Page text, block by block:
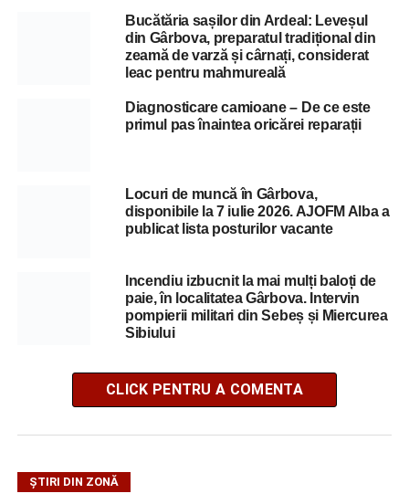
Bucătăria sașilor din Ardeal: Leveșul
din Gârbova, preparatul tradițional din
zeamă de varză și cârnați, considerat
leac pentru mahmureală
Diagnosticare camioane – De ce este
primul pas înaintea oricărei reparații
Locuri de muncă în Gârbova,
disponibile la 7 iulie 2026. AJOFM Alba a
publicat lista posturilor vacante
Incendiu izbucnit la mai mulți baloți de
paie, în localitatea Gârbova. Intervin
pompierii militari din Sebeș și Miercurea
Sibiului
CLICK PENTRU A COMENTA
ȘTIRI DIN ZONĂ